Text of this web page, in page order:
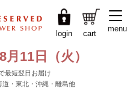
login cart
menu